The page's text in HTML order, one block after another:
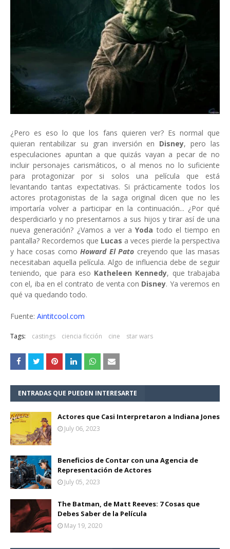
¿Pero es eso lo que los fans quieren ver? Es normal que
quieran rentabilizar su gran inversión en Disney, pero las
especulaciones apuntan a que quizás vayan a pecar de no
incluir personajes carismáticos, o al menos no lo suficiente
para protagonizar por si solos una película que está
levantando tantas expectativas. Si prácticamente todos los
actores protagonistas de la saga original dicen que no les
importaría volver a participar en la continuación... ¿Por qué
desperdiciarlo y no presentarnos a sus hijos y tirar así de una
nueva generación? ¿Vamos a ver aYodatodo el tiempo en
pantalla? Recordemos que Lucas a veces pierde la perspectiva
y hace cosas como Howard El Pato creyendo que las masas
necesitaban aquella película. Algo de influencia debe de seguir
teniendo, que para eso Katheleen Kennedy, que trabajaba
con el, iba en el contrato de venta con Disney. Ya veremos en
qué va quedando todo.
Fuente: Aintitcool.com
Tags: castings ciencia ficción cine star wars
ENTRADAS QUE PUEDEN INTERESARTE
Actores que Casi Interpretaron a Indiana Jones
July 06, 2023
Beneficios de Contar con una Agencia de
Representación de Actores
July 05, 2023
The Batman, de Matt Reeves: 7 Cosas que
Debes Saber de la Película
May 19, 2020